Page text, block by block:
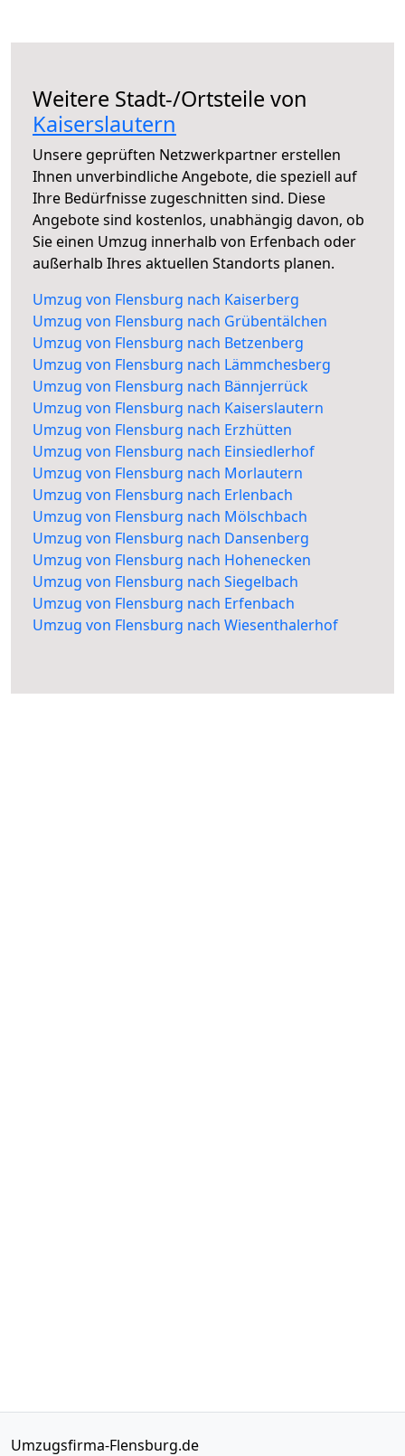
Weitere Stadt-/Ortsteile von
Kaiserslautern
Unsere geprüften Netzwerkpartner erstellen
Ihnen unverbindliche Angebote, die speziell auf
Ihre Bedürfnisse zugeschnitten sind. Diese
Angebote sind kostenlos, unabhängig davon, ob
Sie einen Umzug innerhalb von Erfenbach oder
außerhalb Ihres aktuellen Standorts planen.
Umzug von Flensburg nach Kaiserberg
Umzug von Flensburg nach Grübentälchen
Umzug von Flensburg nach Betzenberg
Umzug von Flensburg nach Lämmchesberg
Umzug von Flensburg nach Bännjerrück
Umzug von Flensburg nach Kaiserslautern
Umzug von Flensburg nach Erzhütten
Umzug von Flensburg nach Einsiedlerhof
Umzug von Flensburg nach Morlautern
Umzug von Flensburg nach Erlenbach
Umzug von Flensburg nach Mölschbach
Umzug von Flensburg nach Dansenberg
Umzug von Flensburg nach Hohenecken
Umzug von Flensburg nach Siegelbach
Umzug von Flensburg nach Erfenbach
Umzug von Flensburg nach Wiesenthalerhof
Umzugsfirma-Flensburg.de